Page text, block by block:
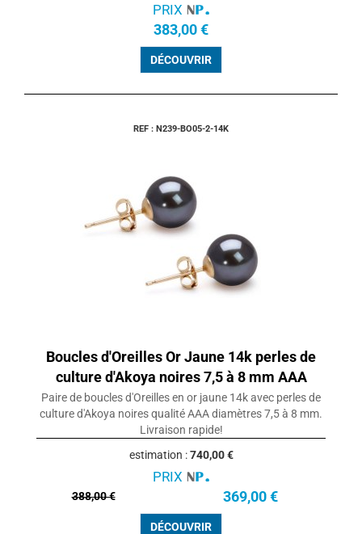
PRIX
383,00 €
DÉCOUVRIR
REF : N239-BO05-2-14K
Boucles d'Oreilles Or Jaune 14k perles de
culture d'Akoya noires 7,5 à 8 mm AAA
Paire de boucles d'Oreilles en or jaune 14k avec perles de
culture d'Akoya noires qualité AAA diamètres 7,5 à 8 mm.
Livraison rapide!
estimation :740,00 €
PRIX
388,00 € 369,00 €
DÉCOUVRIR